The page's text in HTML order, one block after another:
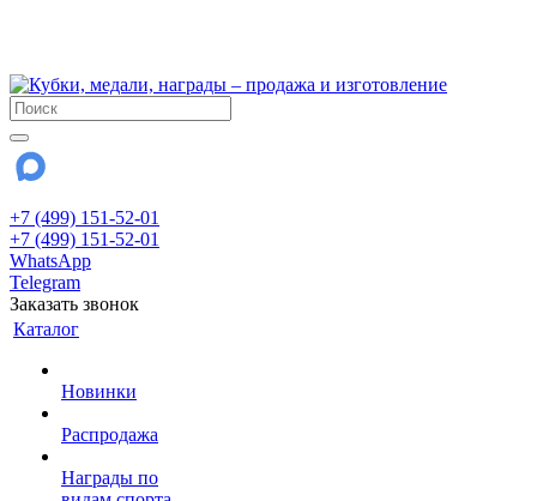
+7 (499) 151-52-01
+7 (499) 151-52-01
WhatsApp
Telegram
Заказать звонок
Каталог
Новинки
Распродажа
Награды по